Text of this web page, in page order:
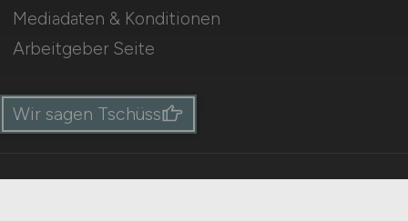
Mediadaten & Konditionen
Arbeitgeber Seite
Wir sagen Tschüss